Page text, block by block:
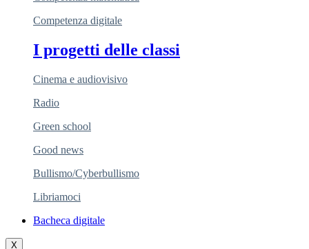
Competenza digitale
I progetti delle classi
Cinema e audiovisivo
Radio
Green school
Good news
Bullismo/Cyberbullismo
Libriamoci
Bacheca digitale
X